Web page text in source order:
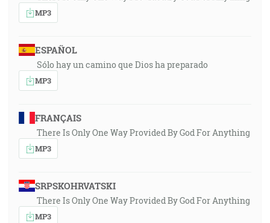
MP3
ESPAÑOL
Sólo hay un camino que Dios ha preparado
MP3
FRANÇAIS
There Is Only One Way Provided By God For Anything
MP3
SRPSKOHRVATSKI
There Is Only One Way Provided By God For Anything
MP3